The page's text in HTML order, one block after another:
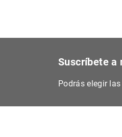
Suscríbete a
Podrás elegir